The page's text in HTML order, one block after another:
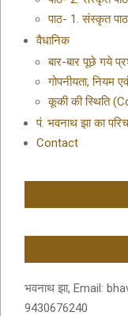
पाठ- 1. संस्कृत
वैधानिक
बार-बार पूछे गये
गोपनीयता, नियम
कूकी की स्थिति
पं. भवनाथ झा का
Contact
भवनाथ झा, Email:
9430676240